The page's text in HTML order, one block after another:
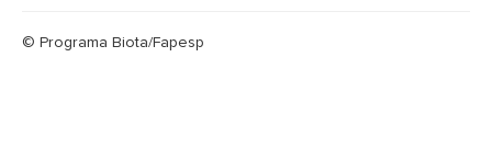
© Programa Biota/Fapesp